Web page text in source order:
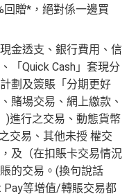
回贈*，絕對係一邊買
金透支、銀行費用、信
「Quick Cash」套現分
劃及簽賬「分期更好
賭場交易、網上繳款、
)進行之交易、動態貨幣
交易、其他未授 權交
及（在扣賬卡交易情況
的交易。(換句說話
等增值/轉賬交易都